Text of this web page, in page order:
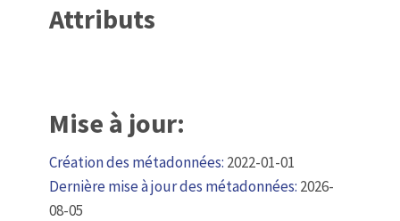
Attributs
Mise à jour:
Création des métadonnées: 2022-01-01
Dernière mise à jour des métadonnées: 2026-
08-05